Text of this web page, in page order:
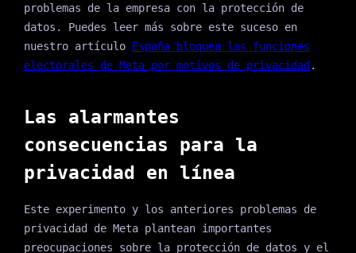
problemas de la empresa con la protección de
datos. Puedes leer más sobre este suceso en
nuestro artículo España bloquea las funciones
electorales de Meta por motivos de privacidad .
Las alarmantes
consecuencias para la
privacidad en línea
Este experimento y los anteriores problemas de
privacidad de Meta plantean importantes
preocupaciones sobre la protección de datos y el